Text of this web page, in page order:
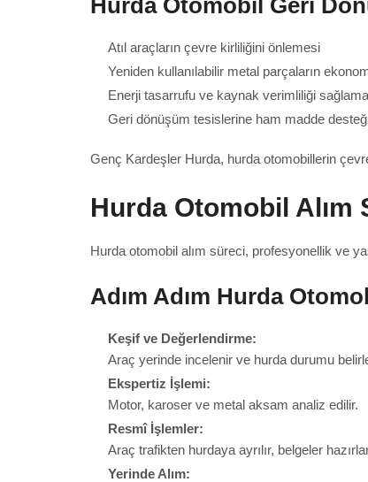
Hurda Otomobil Geri
Atıl araçların çevre kirliliğini önlemesi
Yeniden kullanılabilir metal parçaların
Enerji tasarrufu ve kaynak verimliliği
Geri dönüşüm tesislerine ham madde
Genç Kardeşler Hurda, hurda otomobillerin
Hurda Otomobil Alım
Hurda otomobil alım süreci, profesyonellik ve
Adım Adım Hurda
Keşif ve Değerlendirme:
Araç yerinde incelenir ve hurda durumu
Ekspertiz İşlemi:
Motor, karoser ve metal aksam analiz edilir.
Resmî İşlemler:
Araç trafikten hurdaya ayrılır, belgeler
Yerinde Alım: